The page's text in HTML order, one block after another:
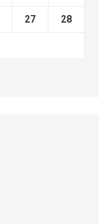
27 28